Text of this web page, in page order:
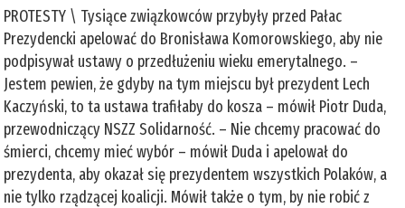
PROTESTY \ Tysiące związkowców przybyły przed Pałac
Prezydencki apelować do Bronisława Komorowskiego, aby nie
podpisywał ustawy o przedłużeniu wieku emerytalnego. –
Jestem pewien, że gdyby na tym miejscu był prezydent Lech
Kaczyński, to ta ustawa trafiłaby do kosza – mówił Piotr Duda,
przewodniczący NSZZ Solidarność. – Nie chcemy pracować do
śmierci, chcemy mieć wybór – mówił Duda i apelował do
prezydenta, aby okazał się prezydentem wszystkich Polaków, a
nie tylko rządzącej koalicji. Mówił także o tym, by nie robić z